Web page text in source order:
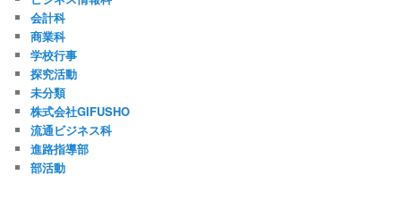
会計科
商業科
学校行事
探究活動
未分類
株式会社GIFUSHO
流通ビジネス科
進路指導部
部活動